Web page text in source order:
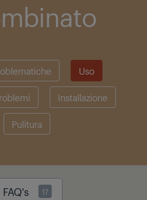
Uso
Installazione
Pulitura
FAQ's 17